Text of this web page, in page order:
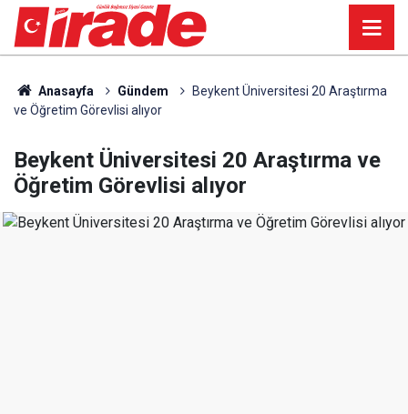
Anasayfa Gündem
Beykent Üniversitesi 20 Araştırma
ve Öğretim Görevlisi alıyor
Beykent Üniversitesi 20 Araştırma ve
Öğretim Görevlisi alıyor